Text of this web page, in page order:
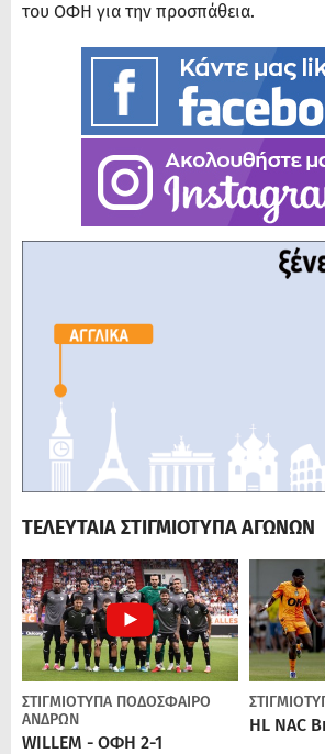
του ΟΦΗ για την προσπάθεια.
ΤΕΛΕΥΤΑΙΑ ΣΤΙΓΜΙΟΤΥΠΑ ΑΓΩΝΩΝ
ΣΤΙΓΜΙΟΤΥΠΑ ΠΟΔΌΣΦΑΙΡΟ
ΑΝΔΡΏΝ
WILLEM - ΟΦΗ 2-1
HL NAC